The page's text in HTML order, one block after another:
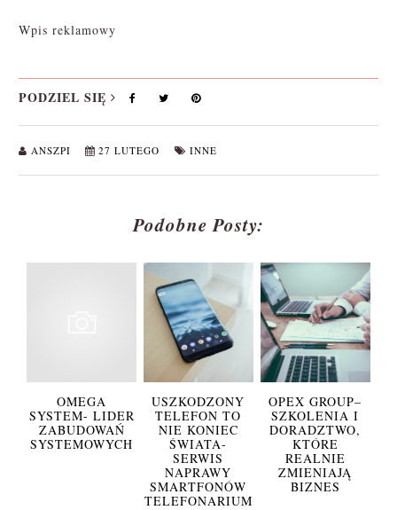
Wpis reklamowy
PODZIEL SIĘ
ANSZPI 27 LUTEGO INNE
Podobne Posty:
OMEGA
SYSTEM- LIDER
ZABUDOWAŃ
SYSTEMOWYCH
USZKODZONY
TELEFON TO
NIE KONIEC
ŚWIATA-
SERWIS
NAPRAWY
SMARTFONÓW
TELEFONARIUM
OPEX GROUP–
SZKOLENIA I
DORADZTWO,
KTÓRE
REALNIE
ZMIENIAJĄ
BIZNES